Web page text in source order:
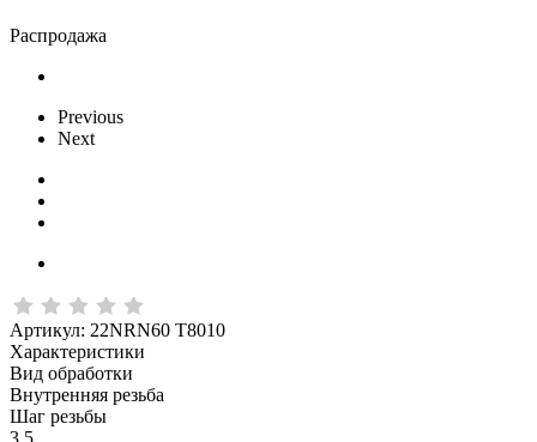
Распродажа
Previous
Next
Артикул: 22NRN60 T8010
Характеристики
Вид обработки
Внутренняя резьба
Шаг резьбы
3.5